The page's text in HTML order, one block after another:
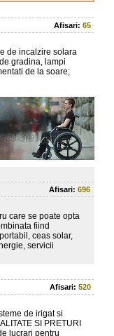
Afisari: 65
de incalzire solara
gradina, lampi
de la soare;
Afisari: 696
care se poate opta
fiind
ceas solar,
servicii
Afisari: 520
de irigat si
SI PRETURI
lucrari pentru